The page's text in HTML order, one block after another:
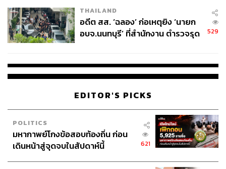
THAILAND
อดีต สส. ‘ฉลอง’ ก่อเหตุยิง ‘นายก
อบจ.นนทบุรี’ ที่สำนักงาน ตำรวจรุด
529
EDITOR'S PICKS
POLITICS
มหากาพย์โกงข้อสอบท้องถิ่น ก่อน
เดินหน้าสู่จุดจบในสัปดาห์นี้
621